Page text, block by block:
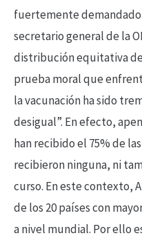
fuertemente demandado
secretario general de la
distribución equitativa de
prueba moral que
la vacunación ha sido
desigual”. En efecto,
han recibido el 75% de
recibieron ninguna, ni
curso. En este contexto,
de los 20 países con
a nivel mundial. Por ello